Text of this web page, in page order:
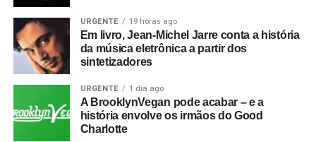
Houve uma outra novidade recente, que rolou durante o
show da banda no Roxy, na Califórnia, dia 21, uma
segunda-feira. Antes de tocar
Nirvana (do discoNevermind, de 1991), Armstrong
dedicou a música a Jennifer Finch, baixista do L7, que
morreu recentemente. Antes, Adrienne Armstrong, esposa
do músico, havia doado US$ 5 mil para uma campanha
URGENTE 19 horas ago
Em livro, Jean-Michel Jarre conta a história
da música eletrônica a partir dos
sintetizadores
URGENTE 1 dia ago
A BrooklynVegan pode acabar – e a
história envolve os irmãos do Good
Charlotte